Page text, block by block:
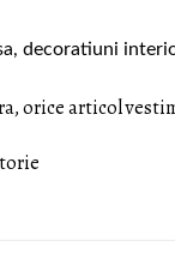
decoratiuni
orice articol